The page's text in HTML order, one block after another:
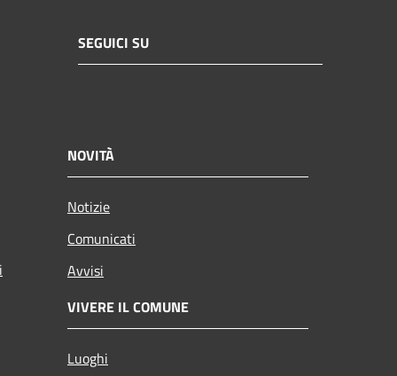
SEGUICI SU
NOVITÀ
Notizie
Comunicati
Avvisi
VIVERE IL COMUNE
Luoghi